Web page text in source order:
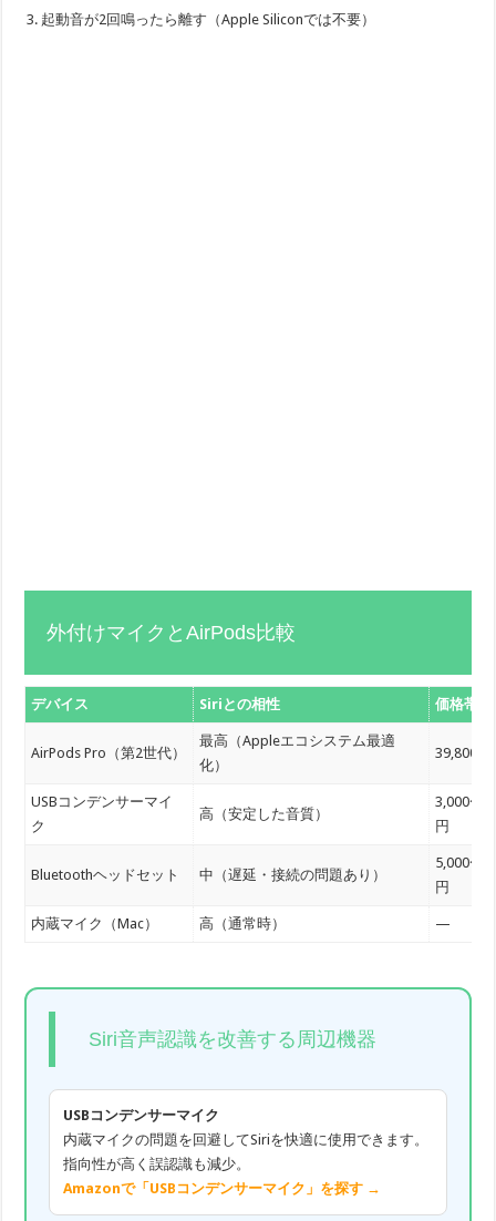
起動音が2回鳴ったら離す（Apple Siliconでは不要）
外付けマイクとAirPods比較
デバイス Siriとの相性 価格帯
AirPods Pro（第2世代）
最高（Appleエコシステム最適
化）
39,800円
USBコンデンサーマイ
ク
高（安定した音質）
3,000〜
円
Bluetoothヘッドセット 中（遅延・接続の問題あり）
5,000〜
円
内蔵マイク（Mac） 高（通常時） —
Siri音声認識を改善する周辺機器
USBコンデンサーマイク
内蔵マイクの問題を回避してSiriを快適に使用できます。
指向性が高く誤認識も減少。
Amazonで「USBコンデンサーマイク」を探す →